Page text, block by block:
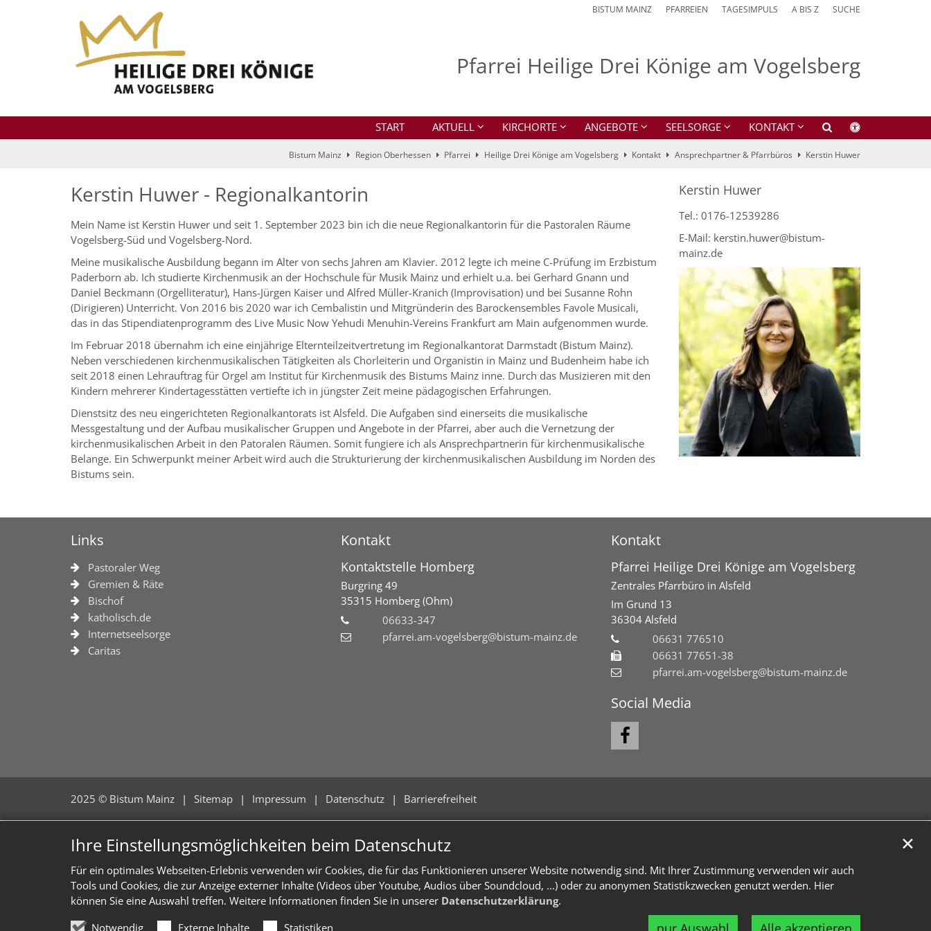
Ihre Einstellungsmöglichkeiten beim Datenschutz
Für ein optimales Webseiten-Erlebnis verwenden wir Cookies, die für das Funktionieren unserer Website notwendig sind. Mit Ihrer Zustimmung verwenden wir auch
Tools und Cookies, die zur Anzeige externer Inhalte (Videos über Youtube, Audios über Soundcloud, ...) oder zu anonymen Statistikzwecken genutzt werden. Hier
können Sie eine Auswahl treffen. Weitere Informationen finden Sie in unserer Datenschutzerklärung.
Notwendig
Externe Inhalte Statistiken
✕
BISTUM MAINZ PFARREIEN TAGESIMPULS A BIS Z SUCHE
Pfarrei Heilige Drei Könige am Vogelsberg
START AKTUELL KIRCHORTE ANGEBOTE SEELSORGE KONTAKT
Bistum Mainz Region Oberhessen Pfarrei Heilige Drei Könige am Vogelsberg Kontakt Ansprechpartner & Pfarrbüros Kerstin Huwer
Kerstin Huwer - Regionalkantorin
Mein Name ist Kerstin Huwer und seit 1. September 2023 bin ich die neue Regionalkantorin für die Pastoralen Räume
Vogelsberg-Süd und Vogelsberg-Nord.
Meine musikalische Ausbildung begann im Alter von sechs Jahren am Klavier. 2012 legte ich meine C-Prüfung im Erzbistum
Paderborn ab. Ich studierte Kirchenmusik an der Hochschule für Musik Mainz und erhielt u.a. bei Gerhard Gnann und
Daniel Beckmann (Orgelliteratur), Hans-Jürgen Kaiser und Alfred Müller-Kranich (Improvisation) und bei Susanne Rohn
(Dirigieren) Unterricht. Von 2016 bis 2020 war ich Cembalistin und Mitgründerin des Barockensembles Favole Musicali,
das in das Stipendiatenprogramm des Live Music Now Yehudi Menuhin-Vereins Frankfurt am Main aufgenommen wurde.
Im Februar 2018 übernahm ich eine einjährige Elternteilzeitvertretung im Regionalkantorat Darmstadt (Bistum Mainz).
Neben verschiedenen kirchenmusikalischen Tätigkeiten als Chorleiterin und Organistin in Mainz und Budenheim habe ich
seit 2018 einen Lehrauftrag für Orgel am Institut für Kirchenmusik des Bistums Mainz inne. Durch das Musizieren mit den
Kindern mehrerer Kindertagesstätten vertiefte ich in jüngster Zeit meine pädagogischen Erfahrungen.
Dienstsitz des neu eingerichteten Regionalkantorats ist Alsfeld. Die Aufgaben sind einerseits die musikalische
Messgestaltung und der Aufbau musikalischer Gruppen und Angebote in der Pfarrei, aber auch die Vernetzung der
kirchenmusikalischen Arbeit in den Patoralen Räumen. Somit fungiere ich als Ansprechpartnerin für kirchenmusikalische
Belange. Ein Schwerpunkt meiner Arbeit wird auch die Strukturierung der kirchenmusikalischen Ausbildung im Norden des
Bistums sein.
Kerstin Huwer
Tel.: 0176-12539286
E-Mail: kerstin.huwer@bistum-
mainz.de
Links
Pastoraler Weg
Gremien & Räte
Bischof
katholisch.de
Internetseelsorge
Caritas
Kontakt
Kontaktstelle Homberg
Burgring 49
35315 Homberg (Ohm)
06633-347
pfarrei.am-vogelsberg@bistum-mainz.de
Kontakt
Pfarrei Heilige Drei Könige am Vogelsberg
Zentrales Pfarrbüro in Alsfeld
Im Grund 13
36304 Alsfeld
06631 776510
06631 77651-38
pfarrei.am-vogelsberg@bistum-mainz.de
Social Media
2025 © Bistum Mainz Sitemap Impressum Datenschutz Barrierefreiheit